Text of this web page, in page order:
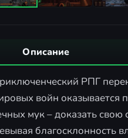
Описание
РПГ
войн
мук – доказать
благосклонность